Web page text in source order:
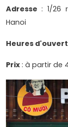
Adresse : 1/26
Hanoi
Heures
Prix : à partir de